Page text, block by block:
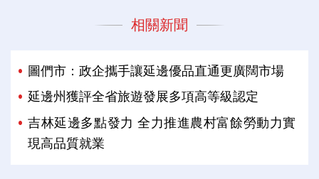
相關新聞
圖們市：政企攜手讓延邊優品直通更廣闊市場
延邊州獲評全省旅遊發展多項高等級認定
吉林延邊多點發力 全力推進農村富餘勞動力實
現高品質就業